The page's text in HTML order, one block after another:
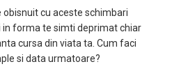
obisnuit cu aceste schimbari
in forma te simti deprimat chiar
cursa din viata ta. Cum faci
si data urmatoare?